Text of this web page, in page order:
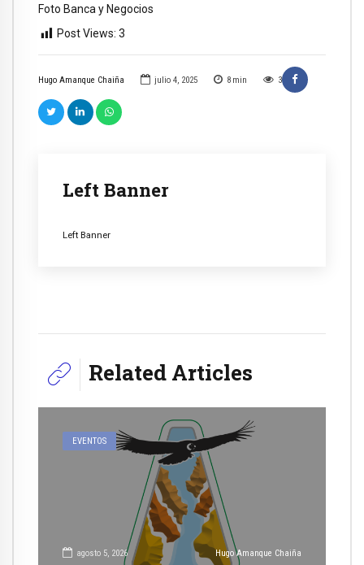
Hugo Amanque Chaiña julio 4, 2025 8 min 3
Left Banner
Left Banner
Foto Banca y Negocios
Post Views: 3
Related Articles
EVENTOS
agosto 5, 2026 Hugo Amanque Chaiña